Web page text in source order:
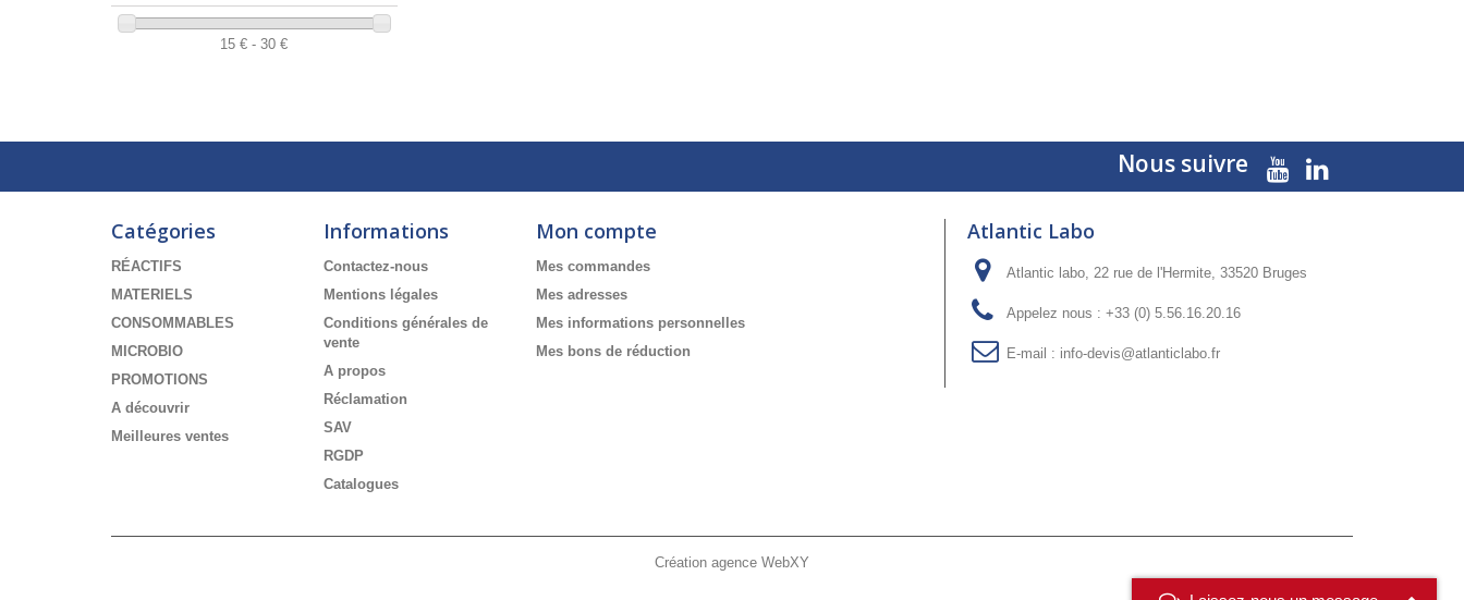
15 € - 30 €
Nous suivre
Catégories
RÉACTIFS
MATERIELS
CONSOMMABLES
MICROBIO
PROMOTIONS
A découvrir
Meilleures ventes
Informations
Contactez-nous
Mentions légales
Conditions générales de
vente
A propos
Réclamation
SAV
RGDP
Catalogues
Création agence WebXY
Mon compte
Mes commandes
Mes adresses
Mes informations personnelles
Mes bons de réduction
Atlantic Labo
Atlantic labo, 22 rue de l'Hermite, 33520 Bruges
Appelez nous : +33 (0) 5.56.16.20.16
E-mail : info-devis@atlanticlabo.fr